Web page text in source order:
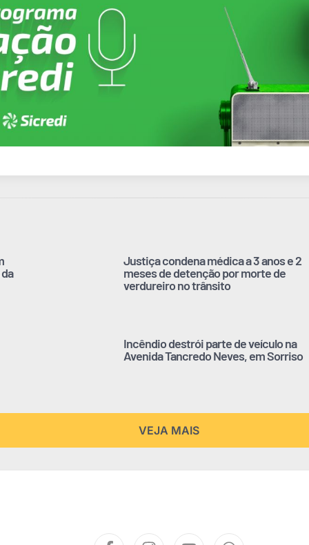
Justiça condena médica a 3 anos e 2
meses de detenção por morte de
verdureiro no trânsito
Incêndio destrói parte de veículo na
Avenida Tancredo Neves, em Sorriso
VEJA MAIS